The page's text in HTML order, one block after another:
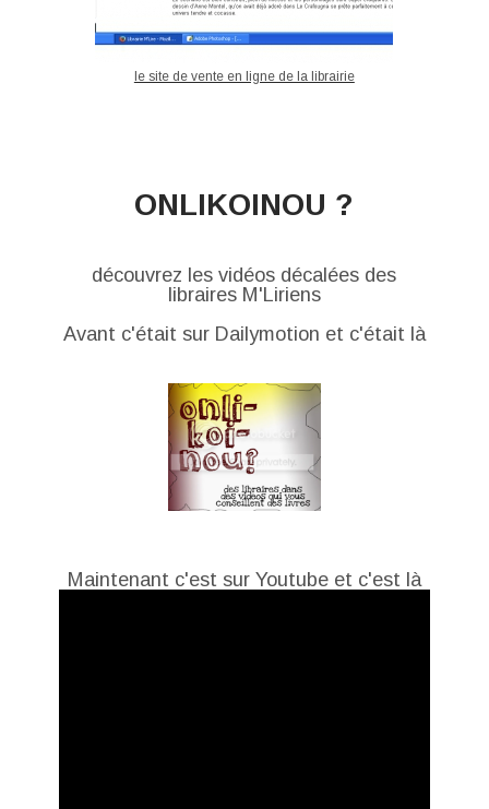
le site de vente en ligne de la librairie
ONLIKOINOU ?
découvrez les vidéos décalées des
libraires M'Liriens
Avant c'était sur Dailymotion et c'était là
Maintenant c'est sur Youtube et c'est là